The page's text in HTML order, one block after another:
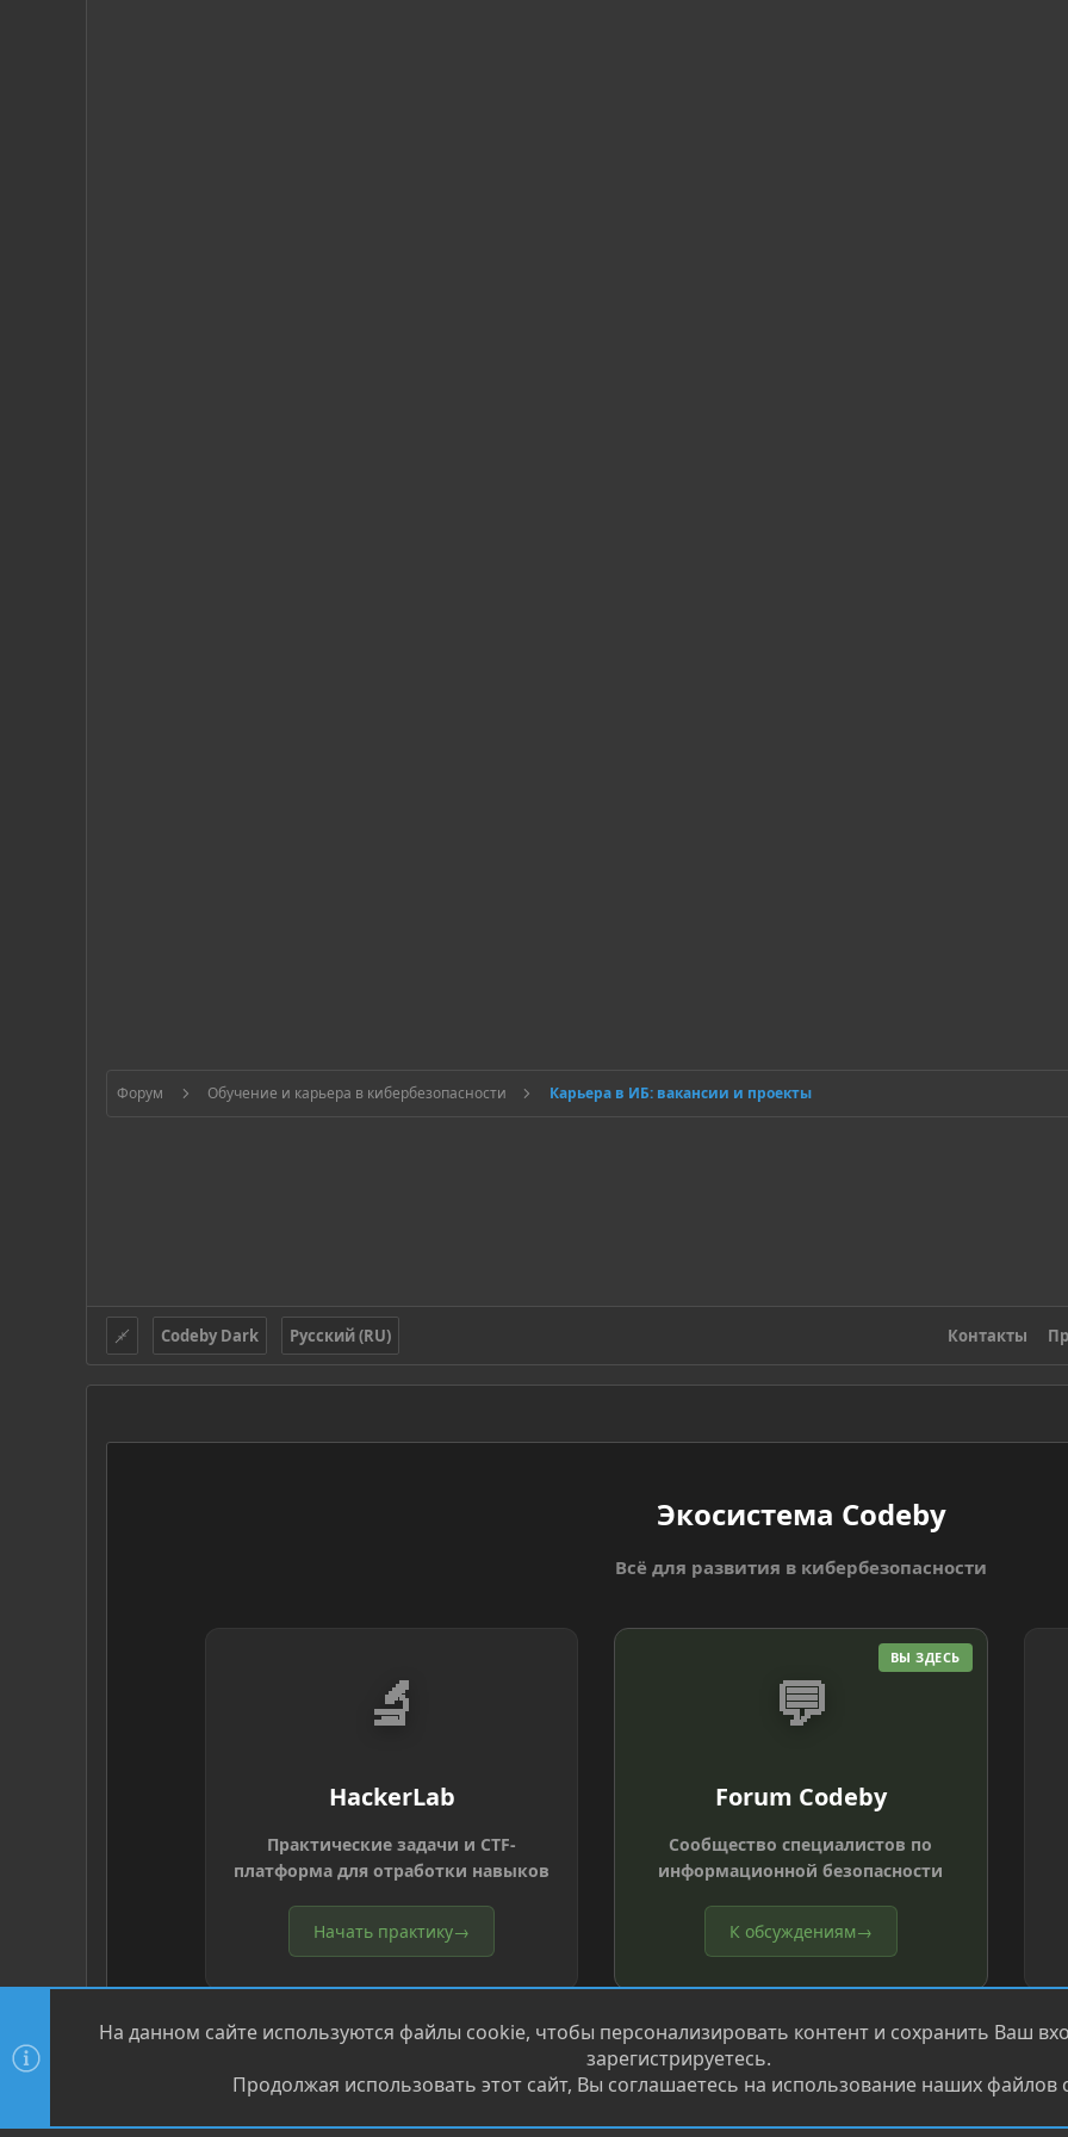
Форум Обучение и карьера в кибербезопасности Карьера в ИБ: вакансии и проекты
Codeby Dark Русский (RU) Контакты
Экосистема Codeby
Всё для развития в кибербезопасности
🔬
HackerLab
Практические задачи и CTF-
платформа для отработки навыков
Начать практику→
ВЫ ЗДЕСЬ
💬
Forum Codeby
Сообщество специалистов по
информационной безопасности
К обсуждениям→
Community platform by XenForo ® © 2010-2026 XenForo Ltd. Перевод от Jumuro®
На данном сайте используются файлы cookie, чтобы персонализировать контент и сохранить Ваш
зарегистрируетесь.
Продолжая использовать этот сайт, Вы соглашаетесь на использование наших файлов